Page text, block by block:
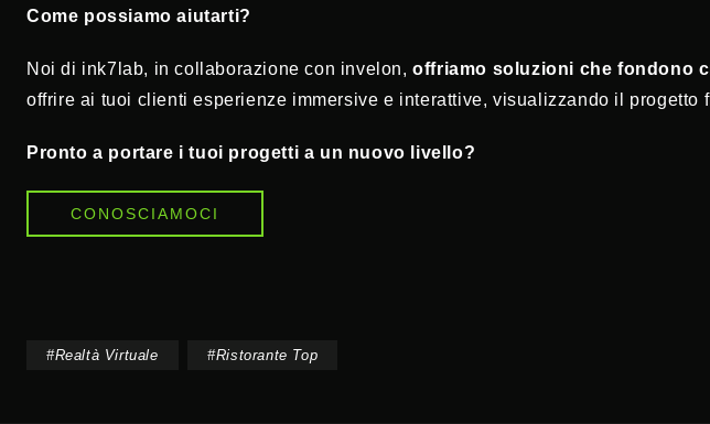
Come possiamo aiutarti?
Noi di ink7lab, in collaborazione con invelon,offriamo soluzioni che fondono
offrire ai tuoi clienti esperienze immersive e interattive, visualizzando il progetto
Pronto a portare i tuoi progetti a un nuovo livello?
CONOSCIAMOCI
#Realtà Virtuale #Ristorante Top